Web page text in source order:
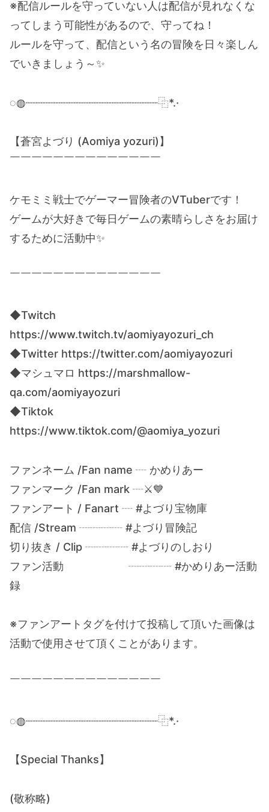
※配信ルールを守っていない人は配信が見れなくな
ってしまう可能性があるので、守ってね！
ルールを守って、配信という名の冒険を日々楽しん
でいきましょう～✨
◌◍┈┈┈┈┈┈┈┈┈┈┈┈┈┈┈┈┈┈┈┈⿻*.·
【蒼宮よづり (Aomiya yozuri)】
￣￣￣￣￣￣￣￣￣￣￣￣￣￣
ケモミミ戦士でゲーマー冒険者のVTuberです！
ゲームが大好きで毎日ゲームの素晴らしさをお届け
するために活動中✨
￣￣￣￣￣￣￣￣￣￣￣￣￣￣
◆Twitch
https://www.twitch.tv/aomiyayozuri_ch
◆Twitter https://twitter.com/aomiyayozuri
◆マシュマロ https://marshmallow-
qa.com/aomiyayozuri
◆Tiktok
https://www.tiktok.com/@aomiya_yozuri
ファンネーム /Fan name ┈ かめりあー
ファンマーク /Fan mark ┈⚔💙
ファンアート / Fanart ┈ #よづり宝物庫
配信 /Stream ┈┈┈┈ #よづり冒険記
切り抜き / Clip ┈┈┈┈ #よづりのしおり
ファン活動 ┈┈┈┈ #かめりあー活動
録
※ファンアートタグを付けて投稿して頂いた画像は
活動で使用させて頂くことがあります。
￣￣￣￣￣￣￣￣￣￣￣￣￣￣
◌◍┈┈┈┈┈┈┈┈┈┈┈┈┈┈┈┈┈┈┈┈⿻*.·
【Special Thanks】
(敬称略)